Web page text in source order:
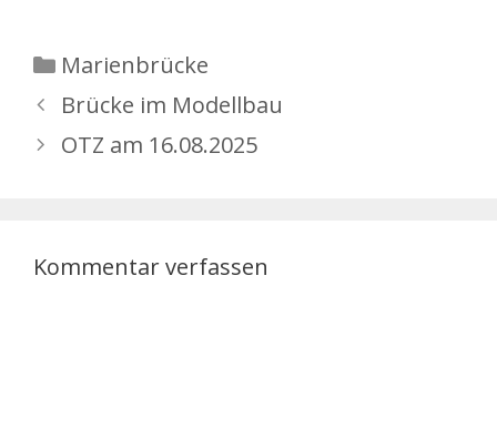
Gewünschte
Fachhochschule…
Kategorien
Marienbrücke
Brücke im Modellbau
OTZ am 16.08.2025
Kommentar verfassen